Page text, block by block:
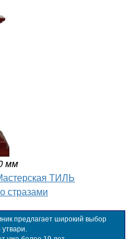
мм
ТИЛЬ
стразами
предлагает широкий выбор
утвари.